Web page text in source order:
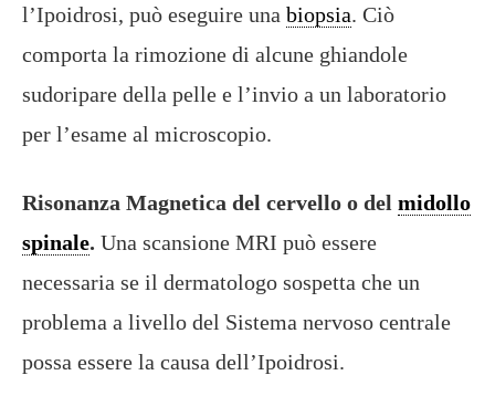
l’Ipoidrosi, può eseguire una biopsia. Ciò
comporta la rimozione di alcune ghiandole
sudoripare della pelle e l’invio a un laboratorio
per l’esame al microscopio.
Risonanza Magnetica del cervello o del midollo
spinale. Una scansione MRI può essere
necessaria se il dermatologo sospetta che un
problema a livello del Sistema nervoso centrale
possa essere la causa dell’Ipoidrosi.